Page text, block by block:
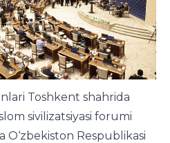
Toshkent shahrida
sivilizatsiyasi forumi
O‘zbekiston Respublikasi